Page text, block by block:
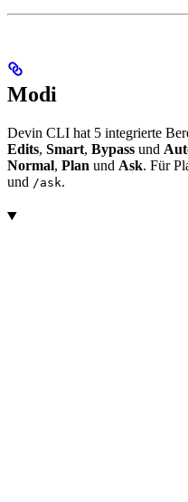
Modi
Devin CLI hat 5 integrierte
Edits, Smart, Bypass und
Normal, Plan und Ask. Für
und /ask.